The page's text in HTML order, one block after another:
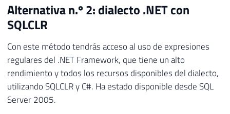
Alternativa n.º 2: dialecto .NET con
SQLCLR
Con este método tendrás acceso al uso de expresiones
regulares del .NET Framework, que tiene un alto
rendimiento y todos los recursos disponibles del dialecto,
utilizando SQLCLR y C#. Ha estado disponible desde SQL
Server 2005.